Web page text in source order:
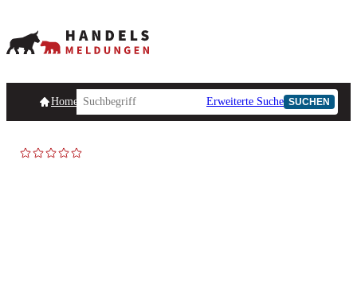
HomepageHandelsmeldungen Ad-Hoc-Meldungen
Erweiterte Suche SUCHEN